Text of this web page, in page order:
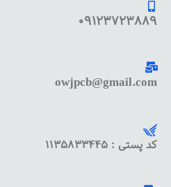
09123723889
owjpcb@gmail.com
کد پستی : 1135833445